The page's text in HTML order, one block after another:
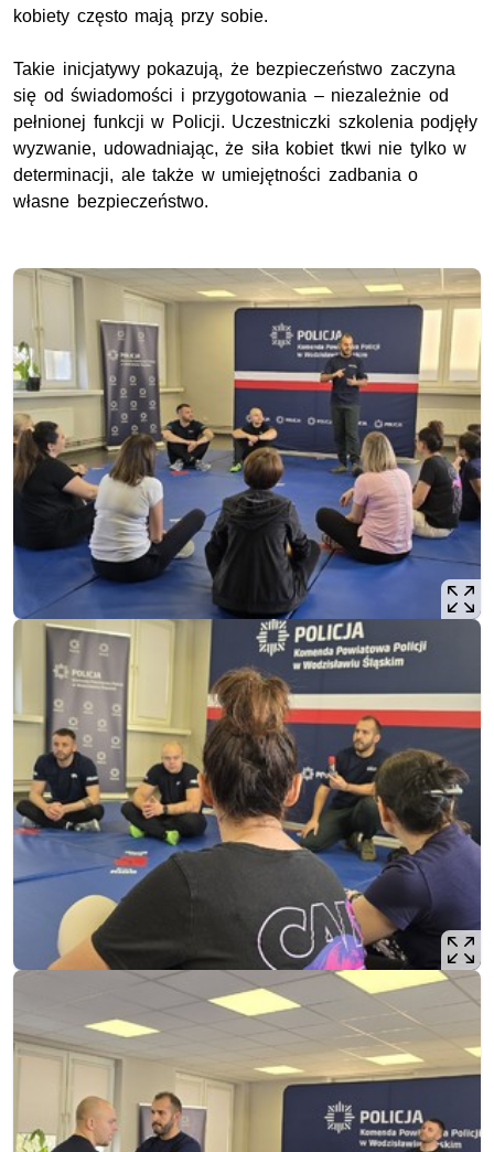
kobiety często mają przy sobie.
Takie inicjatywy pokazują, że bezpieczeństwo zaczyna
się od świadomości i przygotowania – niezależnie od
pełnionej funkcji w Policji. Uczestniczki szkolenia podjęły
wyzwanie, udowadniając, że siła kobiet tkwi nie tylko w
determinacji, ale także w umiejętności zadbania o
własne bezpieczeństwo.